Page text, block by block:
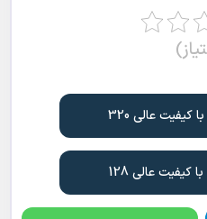
کیفیت عالی 320
کیفیت عالی 128